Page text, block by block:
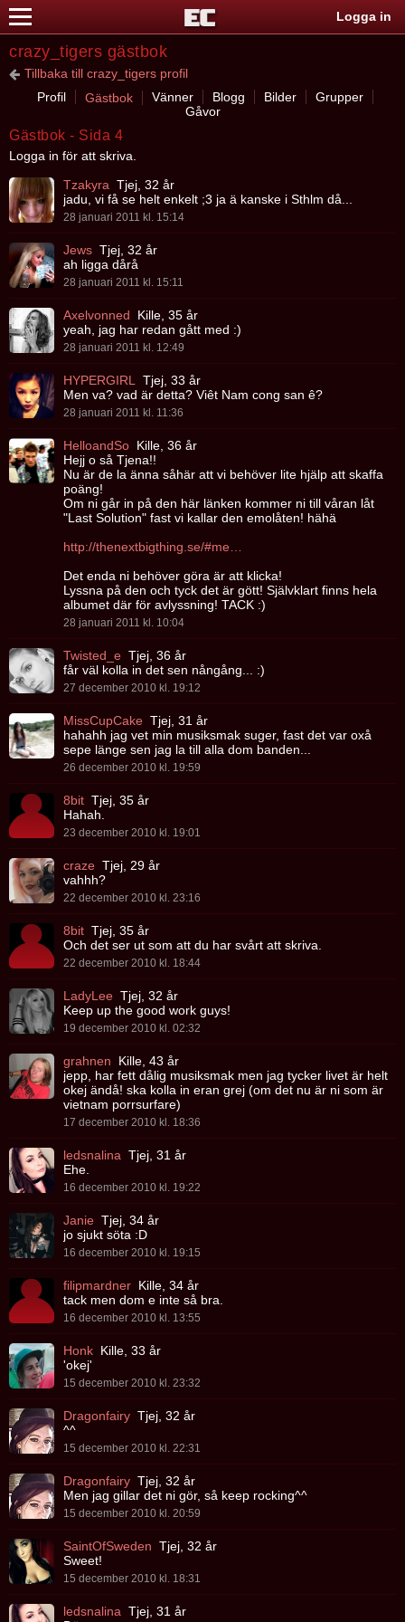
Logga in
crazy_tigers gästbok
Tillbaka till crazy_tigers profil
Profil
Gästbok Vänner Blogg Bilder
Grupper
Gåvor
Gästbok - Sida 4
Logga in för att skriva.
Tzakyra Tjej, 32 år
jadu, vi få se helt enkelt ;3 ja ä kanske i Sthlm då...
28 januari 2011 kl. 15:14
Jews Tjej, 32 år
ah ligga dårå
28 januari 2011 kl. 15:11
Axelvonned
Kille, 35 år
yeah, jag har redan gått med :)
28 januari 2011 kl. 12:49
HYPERGIRL
Tjej, 33 år
Men va? vad är detta? Viêt Nam cong san ê?
28 januari 2011 kl. 11:36
HelloandSo Kille, 36 år
Hejj o så Tjena!!
Nu är de la änna såhär att vi behöver lite hjälp att skaffa
poäng!
Om ni går in på den här länken kommer ni till våran låt
"Last Solution" fast vi kallar den emolåten! hähä
Det enda ni behöver göra är att klicka!
Lyssna på den och tyck det är gött! Självklart finns hela
albumet där för avlyssning! TACK :)
28 januari 2011 kl. 10:04
Twisted_e Tjej, 36 år
får väl kolla in det sen nångång... :)
27 december 2010 kl. 19:12
MissCupCake Tjej, 31 år
hahahh jag vet min musiksmak suger, fast det var oxå
sepe länge sen jag la till alla dom banden...
26 december 2010 kl. 19:59
8bit Tjej, 35 år
Hahah.
23 december 2010 kl. 19:01
craze Tjej, 29 år
vahhh?
22 december 2010 kl. 23:16
8bit Tjej, 35 år
Och det ser ut som att du har svårt att skriva.
22 december 2010 kl. 18:44
LadyLee Tjej, 32 år
Keep up the good work guys!
19 december 2010 kl. 02:32
grahnen
Kille, 43 år
jepp, har fett dålig musiksmak men jag tycker livet är helt
okej ändå! ska kolla in eran grej (om det nu är ni som är
vietnam porrsurfare)
17 december 2010 kl. 18:36
ledsnalina Tjej, 31 år
Ehe.
16 december 2010 kl. 19:22
Janie Tjej, 34 år
jo sjukt söta :D
16 december 2010 kl. 19:15
filipmardner Kille, 34 år
tack men dom e inte så bra.
16 december 2010 kl. 13:55
Honk Kille, 33 år
'okej'
15 december 2010 kl. 23:32
Dragonfairy Tjej, 32 år
^^
15 december 2010 kl. 22:31
Dragonfairy Tjej, 32 år
Men jag gillar det ni gör, så keep rocking^^
15 december 2010 kl. 20:59
SaintOfSweden Tjej, 32 år
Sweet!
15 december 2010 kl. 18:31
ledsnalina Tjej, 31 år